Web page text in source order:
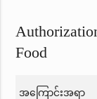
Food
အကြောင်းအရာ